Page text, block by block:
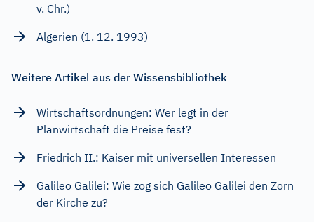
v. Chr.)
Algerien (1. 12. 1993)
Weitere Artikel aus der Wissensbibliothek
Wirtschaftsordnungen: Wer legt in der
Planwirtschaft die Preise fest?
Friedrich II.: Kaiser mit universellen Interessen
Galileo Galilei: Wie zog sich Galileo Galilei den Zorn
der Kirche zu?